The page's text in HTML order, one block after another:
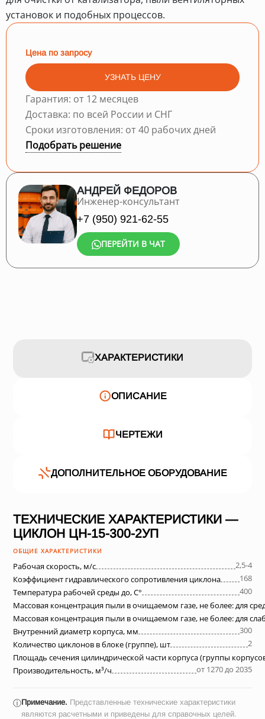
установок и подобных процессов.
Цена по запросу
УЗНАТЬ ЦЕНУ
Гарантия: от 12 месяцев
Доставка: по всей России и СНГ
Сроки изготовления: от 40 рабочих дней
Подобрать решение
АНДРЕЙ ФЕДОРОВ
Инженер-консультант
+7 (950) 921-62-55
ПЕРЕЙТИ В ЧАТ
ХАРАКТЕРИСТИКИ
ОПИСАНИЕ
ЧЕРТЕЖИ
ДОПОЛНИТЕЛЬНОЕ ОБОРУДОВАНИЕ
ТЕХНИЧЕСКИЕ ХАРАКТЕРИСТИКИ —
ЦИКЛОН ЦН-15-300-2УП
ОБЩИЕ ХАРАКТЕРИСТИКИ
Рабочая скорость, м/с
2,5-4
Коэффициент гидравлического сопротивления циклона
168
Температура рабочей среды до, С°
400
Массовая концентрация пыли в очищаемом газе, не более: для
Массовая концентрация пыли в очищаемом газе, не более: для
Внутренний диаметр корпуса, мм
300
Количество циклонов в блоке (группе), шт
2
Площадь сечения цилиндрической части корпуса (группы
Производительность, м³/ч
от 1270 до 2035
ⓘПримечание. Представленные технические характеристики
являются расчетными и приведены для справочных целей.